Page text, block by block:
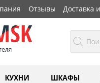
Отзывы Доставка
КУХНИ ШКАФЫ